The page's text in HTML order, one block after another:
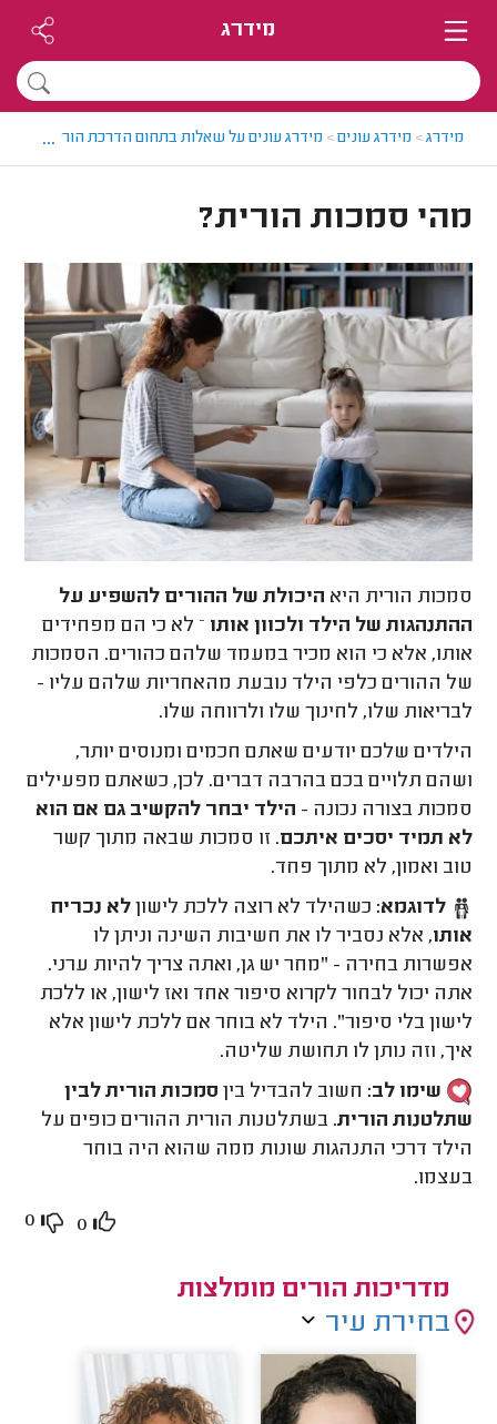
מידרג
מידרג> מידרג עונים> מידרג עונים על שאלות בתחום הדרכת הורים>...
מהי סמכות הורית?
סמכות הורית היא היכולת של ההורים להשפיע על
ההתנהגות של הילד ולכוון אותו – לא כי הם מפחידים
אותו, אלא כי הוא מכיר במעמד שלהם כהורים. הסמכות
של ההורים כלפי הילד נובעת מהאחריות שלהם עליו -
לבריאות שלו, לחינוך שלו ולרווחה שלו.
הילדים שלכם יודעים שאתם חכמים ומנוסים יותר,
ושהם תלויים בכם בהרבה דברים. לכן, כשאתם מפעילים
סמכות בצורה נכונה - הילד יבחר להקשיב גם אם הוא
לא תמיד יסכים איתכם. זו סמכות שבאה מתוך קשר
טוב ואמון, לא מתוך פחד.
לדוגמא: כשהילד לא רוצה ללכת לישוןלא נכריח
אותו, אלא נסביר לו את חשיבות השינה וניתן לו
אפשרות בחירה - "מחר יש גן, ואתה צריך להיות ערני.
אתה יכול לבחור לקרוא סיפור אחד ואז לישון, או ללכת
לישון בלי סיפור". הילד לא בוחר אם ללכת לישון אלא
איך, וזה נותן לו תחושת שליטה.
שימו לב: חשוב להבדיל בין סמכות הורית לבין
שתלטנות הורית. בשתלטנות הורית ההורים כופים על
הילד דרכי התנהגות שונות ממה שהוא היה בוחר
בעצמו.
0
0
מדריכות הורים מומלצות
בחירת עיר